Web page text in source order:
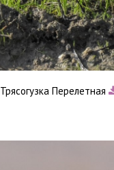
Трясогузка Перелетная